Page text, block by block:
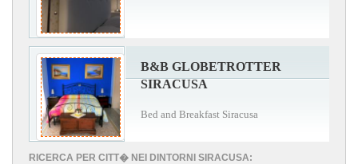
B&B GLOBETROTTER
SIRACUSA
Bed and Breakfast Siracusa
RICERCA PER CITT� NEI DINTORNI SIRACUSA: